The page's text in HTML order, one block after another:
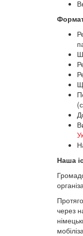
Наша
через